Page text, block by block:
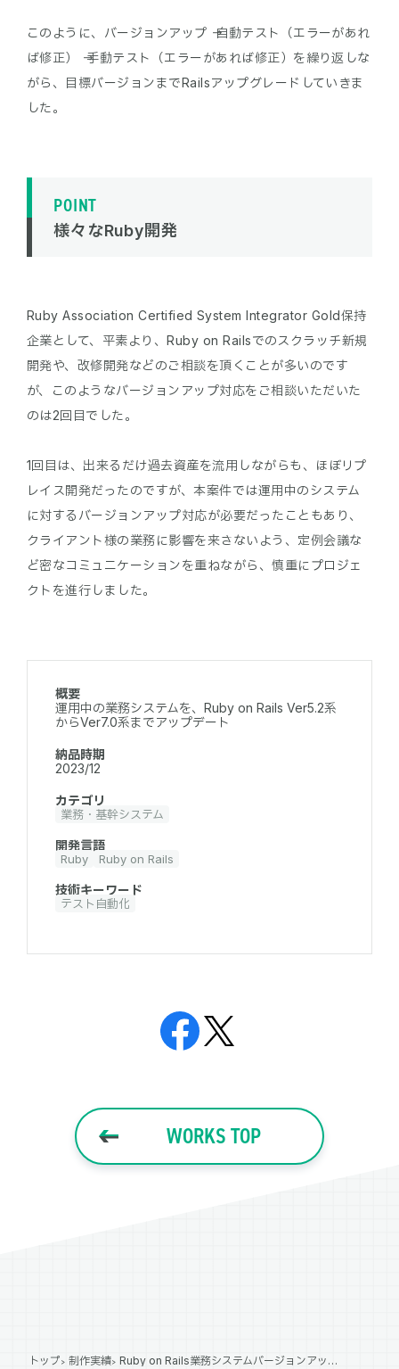
このように、バージョンアップ → 自動テスト（エラーがあれ
ば修正） → 手動テスト（エラーがあれば修正）を繰り返しな
がら、目標バージョンまでRailsアップグレードしていきま
POINT
様々なRuby開発
Ruby Association Certified System Integrator Gold保持
企業として、平素より、Ruby on Railsでのスクラッチ新規
開発や、改修開発などのご相談を頂くことが多いのです
が、このようなバージョンアップ対応をご相談いただいた
のは2回目でした。
1回目は、出来るだけ過去資産を流用しながらも、ほぼリプ
レイス開発だったのですが、本案件では運用中のシステム
に対するバージョンアップ対応が必要だったこともあり、
クライアント様の業務に影響を来さないよう、定例会議な
ど密なコミュニケーションを重ねながら、慎重にプロジェ
概要
運用中の業務システムを、Ruby on Rails Ver5.2系
からVer7.0系までアップデート
納品時期
2023/12
カテゴリ
業務・基幹システム
開発言語
Ruby Ruby on Rails
技術キーワード
テスト自動化
WORKS TOP
トップ 制作実績 Ruby on Rails業務システムバージョンアップ対応開発